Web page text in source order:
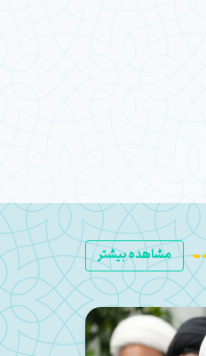
مشاهده بیشتر